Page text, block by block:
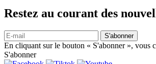
Restez au courant des
S'abonner
En cliquant sur le bouton « S'abonner », vous
S'abonner